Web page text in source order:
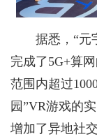
据悉，“元
完成了5G+算
范围内超过
园”VR游戏的
增加了异地社